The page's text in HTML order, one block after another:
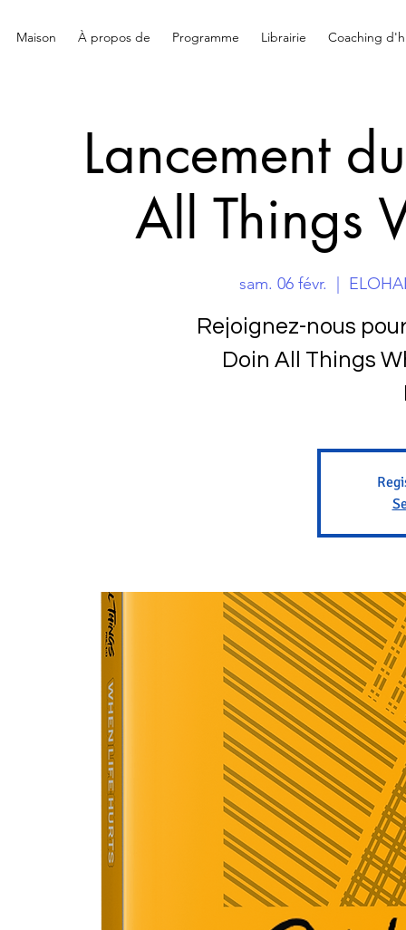
Maison À propos de Programme Librairie Coaching
Lancement
All Things
sam. 06 févr.
Rejoignez-nous
Doin All Things